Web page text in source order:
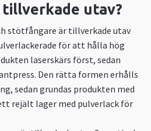
tillverkade utav?
stötfångare är tillverkade utav
för att hålla hög
laserskärs först, sedan
Den rätta formen erhålls
sedan grundas produkten med
rejält lager med pulverlack för